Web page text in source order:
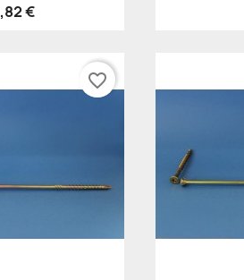
€
favorite_border